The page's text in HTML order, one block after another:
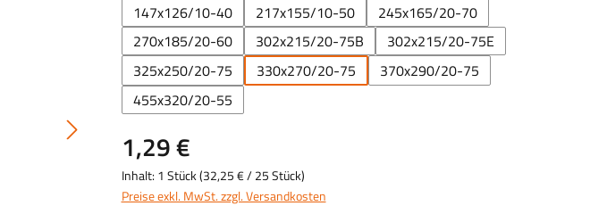
147x126/10-40 217x155/10-50
245x165/20-70
270x185/20-60
302x215/20-75B
302x215/20-75E
325x250/20-75
330x270/20-75
370x290/20-75
455x320/20-55
1,29 €
Inhalt: 1 Stück(32,25 €/ 25 Stück)
Preise exkl. MwSt. zzgl. Versandkosten